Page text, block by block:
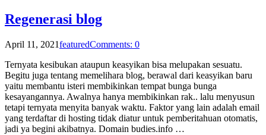
Regenerasi blog
April 11, 2021featuredComments: 0
Ternyata kesibukan ataupun keasyikan bisa melupakan sesuatu.
Begitu juga tentang memelihara blog, berawal dari keasyikan baru
yaitu membantu isteri membikinkan tempat bunga bunga
kesayangannya. Awalnya hanya membikinkan rak.. lalu menyusun
tetapi ternyata menyita banyak waktu. Faktor yang lain adalah email
yang terdaftar di hosting tidak diatur untuk pemberitahuan otomatis,
jadi ya begini akibatnya. Domain budies.info …